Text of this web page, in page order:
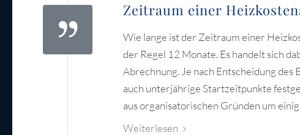
Zeitraum einer
Wie lange ist der Zeitraum einer
der Regel 12 Monate. Es handelt sich
Abrechnung. Je nach Entscheidung
auch unterjährige Startzeitpunkte
aus organisatorischen Gründen um
Weiterlesen